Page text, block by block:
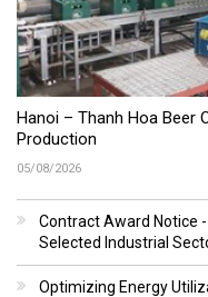
Hanoi – Thanh Hoa Beer
Production
05/08/2026
Contract Award Notice
Selected Industrial
Optimizing Energy